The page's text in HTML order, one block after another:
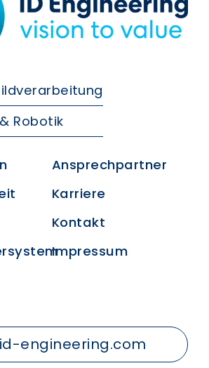
Robotik
Ansprechpartner
Karriere
Kontakt
Impressum
engineering.com